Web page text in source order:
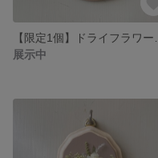
展示中